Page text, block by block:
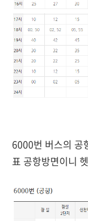
6000번 버스의 공
표 공항방면이니